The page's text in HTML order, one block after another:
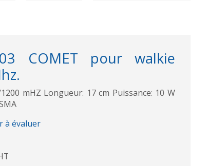
COMET pour walkie
mHZ Longueur: 17 cm Puissance: 10 W
à évaluer